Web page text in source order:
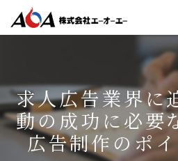
求人広告業界に
動の成功に必要
広告制作のポ